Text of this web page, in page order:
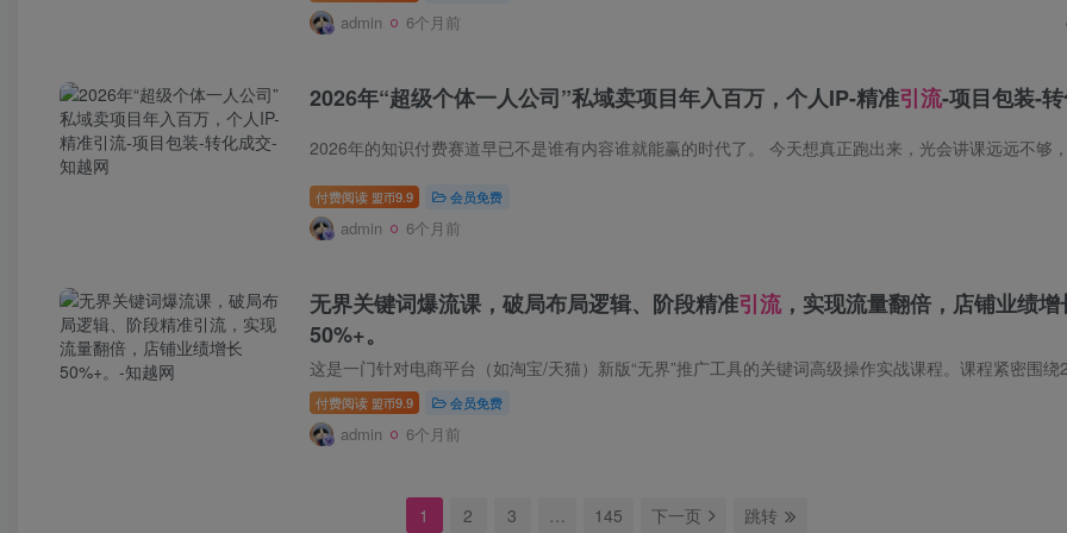
admin 6个月前
2026年“超级个体一人公司”私域卖项目年入百万，个人IP-精准引流-项目包装-
付费阅读 盟币9.9 会员免费
admin 6个月前
无界关键词爆流课，破局布局逻辑、阶段精准引流，实现流量翻倍，店铺业绩增
50%+。
付费阅读 盟币9.9 会员免费
admin 6个月前
1 2 3 … 145 下一页 跳转